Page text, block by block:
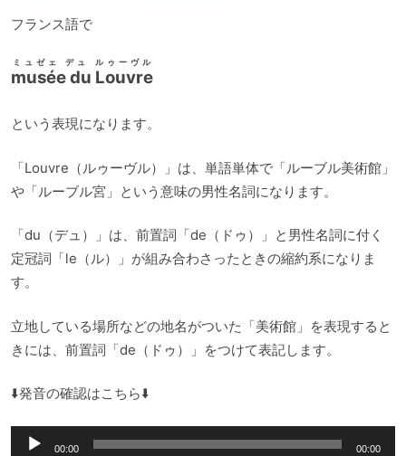
フランス語で
musée du Louvre
ミュゼェ デュ ルゥーヴル
という表現になります。
「Louvre（ルゥーヴル）」は、単語単体で「ルーブル美術館」
や「ルーブル宮」という意味の男性名詞になります。
「du（デュ）」は、前置詞「de（ドゥ）」と男性名詞に付く
定冠詞「le（ル）」が組み合わさったときの縮約系になりま
す。
立地している場所などの地名がついた「美術館」を表現すると
きには、前置詞「de（ドゥ）」をつけて表記します。
⬇️発音の確認はこちら⬇️
00:00 00:00